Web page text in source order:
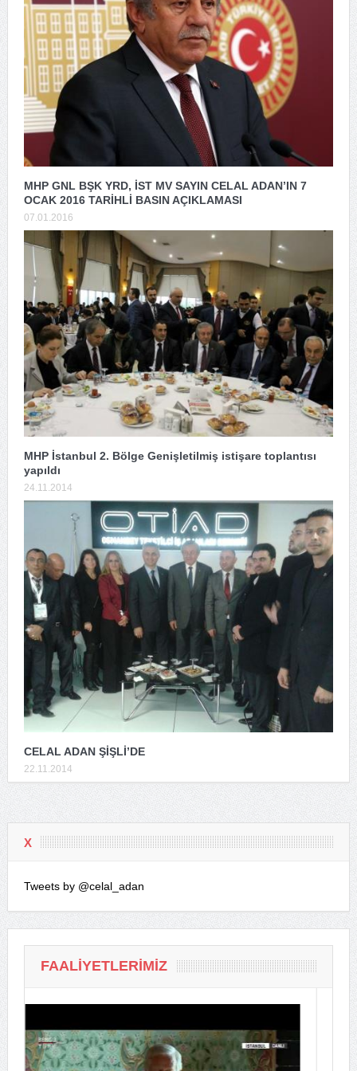
MHP GNL BŞK YRD, İST MV SAYIN CELAL ADAN’IN 7
OCAK 2016 TARİHLİ BASIN AÇIKLAMASI
07.01.2016
MHP İstanbul 2. Bölge Genişletilmiş istişare toplantısı
yapıldı
24.11.2014
CELAL ADAN ŞİŞLİ’DE
22.11.2014
X
Tweets by @celal_adan
FAALIYETLERIMIZ